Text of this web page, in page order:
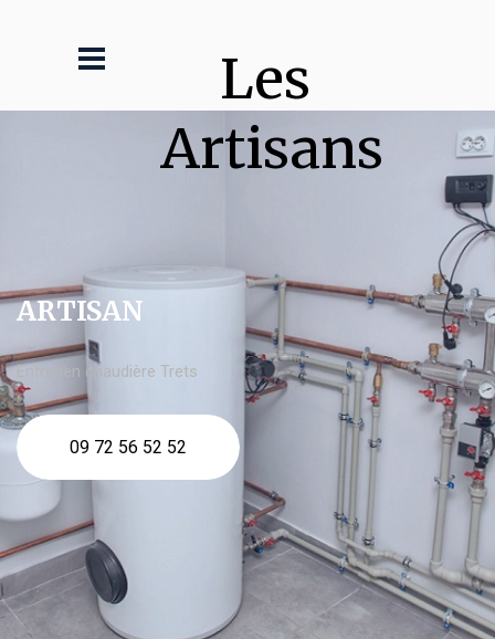
Les
Artisans
ARTISAN
Entretien chaudière Trets
09 72 56 52 52